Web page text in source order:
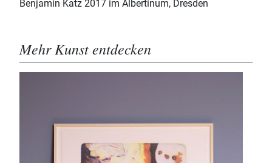
Benjamin Katz 2017 im Albertinum, Dresden
Mehr Kunst entdecken